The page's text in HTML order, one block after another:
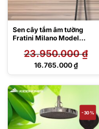
Sen cây tắm âm tường
Fratini Milano Model
23.950.000₫
Giá
23.950.000 ₫.
16.765.000₫
Giá
tại
là:
16.765.000 ₫.
-30%